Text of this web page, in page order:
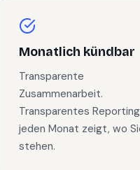
Monatlich kündbar
Transparente
Zusammenarbeit.
Transparentes
jeden Monat zeigt, wo
stehen.